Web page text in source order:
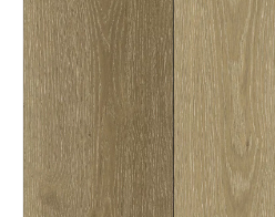
L2669 V-Grove Vinyl Flooring